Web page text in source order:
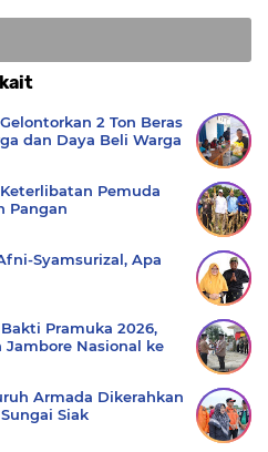
2 Ton Beras
dan Daya Beli Warga
Pemuda
Pangan
Syamsurizal, Apa
Pramuka 2026,
Nasional ke
Armada Dikerahkan
Siak